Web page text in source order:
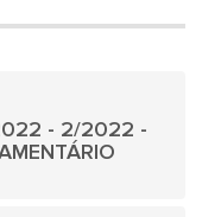
- 2/2022 -